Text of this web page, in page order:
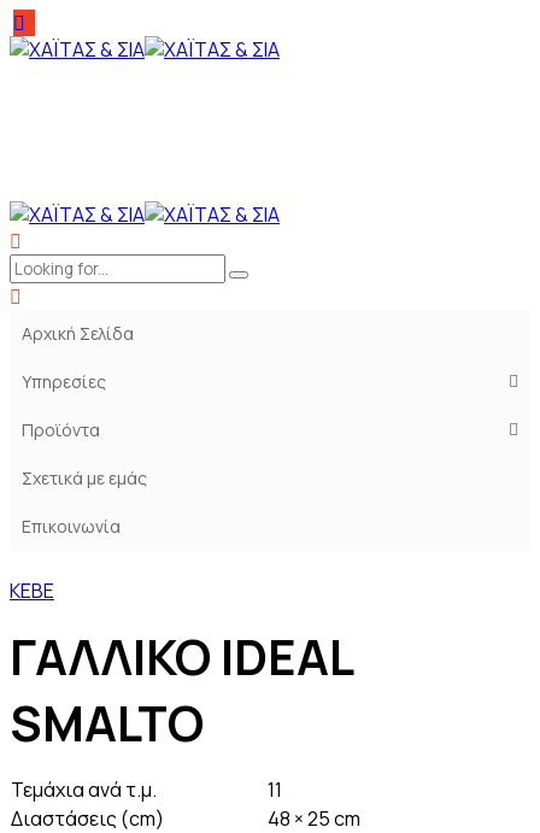
Αρχική Σελίδα
Υπηρεσίες
Προϊόντα
Σχετικά με εμάς
Επικοινωνία
ΚΕΒΕ
ΓΑΛΛΙΚΟ IDEAL
SMALTO
Τεμάχια ανά τ.μ.
11
Διαστάσεις (cm)
48 × 25 cm